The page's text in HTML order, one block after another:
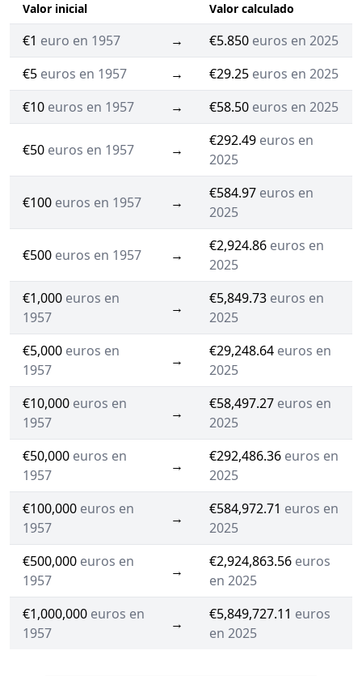
Valor inicial Valor calculado
€1 euro en 1957 → €5.850 euros en 2025
€5 euros en 1957 → €29.25 euros en 2025
€10 euros en 1957 → €58.50 euros en 2025
€50 euros en 1957 →
€292.49 euros en
2025
€100 euros en 1957 →
€584.97 euros en
2025
€500 euros en 1957 →
€2,924.86 euros en
2025
€1,000 euros en
1957
→
€5,849.73 euros en
2025
€5,000 euros en
1957
→
€29,248.64 euros en
2025
€10,000 euros en
1957
→
€58,497.27 euros en
2025
€50,000 euros en
1957
→
€292,486.36 euros en
2025
€100,000 euros en
1957
→
€584,972.71 euros en
2025
€500,000 euros en
1957
→
€2,924,863.56 euros
en 2025
€1,000,000 euros en
1957
→
€5,849,727.11 euros
en 2025